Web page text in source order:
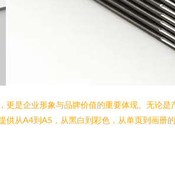
是企业形象与品牌价值的重要体现。无论
从A4到A5，从黑白到彩色，从单页到画册